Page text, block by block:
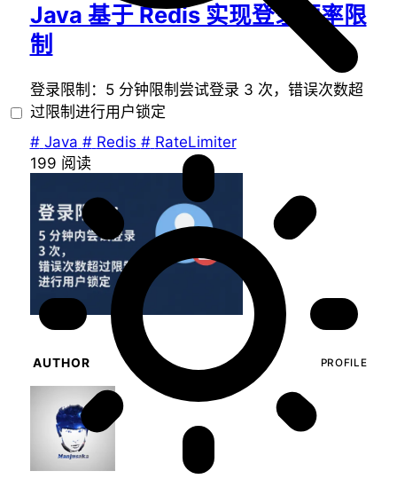
Java 基于 Redis 实现登录频率限
制
登录限制：5 分钟限制尝试登录 3 次，错误次数超
过限制进行用户锁定
# Java # Redis # RateLimiter
199 阅读
AUTHOR PROFILE